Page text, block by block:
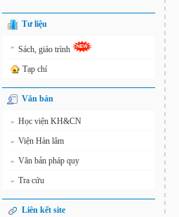
Tư liệu
» Sách, giáo trình
Tạp chí
Văn bản
» Học viện KH&CN
» Viện Hàn lâm
» Văn bản pháp quy
» Tra cứu
Liên kết site